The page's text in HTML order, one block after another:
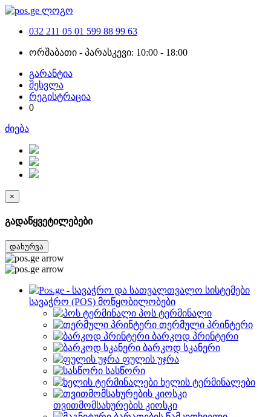
032 211 05 01 599 88 99 63
ორშაბათი - პარასკევი: 10:00 - 18:00
გარანტია
შესვლა
რეგისტრაცია
0
ძიება
×
გადაწყვეტილებები
დახურვა
სავაჭრო (POS) მოწყობილობები
პოს ტერმინალი
თერმული პრინტერი
ბარკოდ პრინტერი
ბარკოდ სკანერი
ფულის უჯრა
სასწორი
ხელის ტერმინალები
თვითმომსახურების კიოსკი